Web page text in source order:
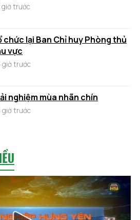
giờ trước
chức lại Ban Chỉ huy Phòng thủ
vực
giờ trước
nghiệm mùa nhãn chín
giờ trước